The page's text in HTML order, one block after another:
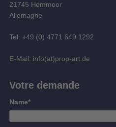
21745 Hemmoor
Allemagne
Tel: +49 (0) 4771 649 1292
E-Mail: info(at)prop-art.de
Votre demande
Champ
obligatoire
Name*